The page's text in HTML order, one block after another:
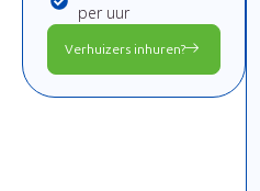
per uur
Verhuizers inhuren?